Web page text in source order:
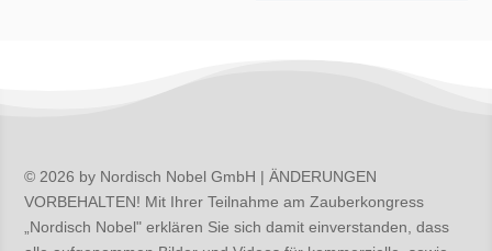
© 2026 by Nordisch Nobel GmbH | ÄNDERUNGEN
VORBEHALTEN! Mit Ihrer Teilnahme am Zauberkongress
„Nordisch Nobel" erklären Sie sich damit einverstanden, dass